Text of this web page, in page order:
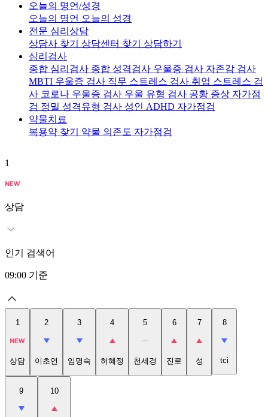
오늘의 명언/성경
오늘의 명언 오늘의 성경
전문 심리상담
상담사 찾기 상담센터 찾기 상담하기
심리검사
종합 심리검사 종합 성격검사 우울증 검사 자존감 검사
MBTI 우울증 검사 직무 스트레스 검사 취업 스트레스 검
사 코로나 우울증 검사 우울 유형 검사 공황 증상 자가점
검 정밀 성격유형 검사 성인 ADHD 자가점검
약물치료
복용약 찾기 약물 의존도 자가점검
1
상담
인기 검색어
09:00 기준
1
상담
2
이초연
3
임명숙
4
허혜정
5
천세경
6
진로
7
성
8
tci
9 10